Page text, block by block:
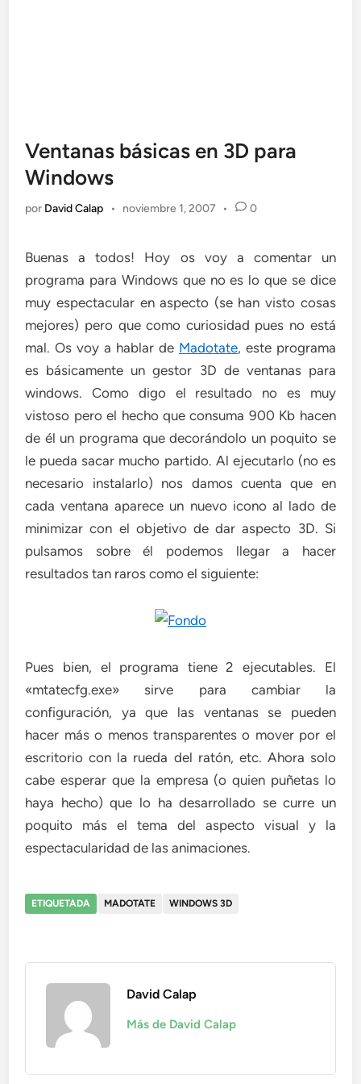
Ventanas básicas en 3D para
Windows
por David Calap • noviembre 1, 2007 • 0
Buenas a todos! Hoy os voy a comentar un
programa para Windows que no es lo que se dice
muy espectacular en aspecto (se han visto cosas
mejores) pero que como curiosidad pues no está
mal. Os voy a hablar de Madotate, este programa
es básicamente un gestor 3D de ventanas para
windows. Como digo el resultado no es muy
vistoso pero el hecho que consuma 900 Kb hacen
de él un programa que decorándolo un poquito se
le pueda sacar mucho partido. Al ejecutarlo (no es
necesario instalarlo) nos damos cuenta que en
cada ventana aparece un nuevo icono al lado de
minimizar con el objetivo de dar aspecto 3D. Si
pulsamos sobre él podemos llegar a hacer
resultados tan raros como el siguiente:
Pues bien, el programa tiene 2 ejecutables. El
«mtatecfg.exe» sirve para cambiar la
configuración, ya que las ventanas se pueden
hacer más o menos transparentes o mover por el
escritorio con la rueda del ratón, etc. Ahora solo
cabe esperar que la empresa (o quien puñetas lo
haya hecho) que lo ha desarrollado se curre un
poquito más el tema del aspecto visual y la
espectacularidad de las animaciones.
ETIQUETADA MADOTATE WINDOWS 3D
David Calap
Más de David Calap